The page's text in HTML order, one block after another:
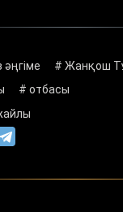
әңгіме
# Жанқош
# отбасы